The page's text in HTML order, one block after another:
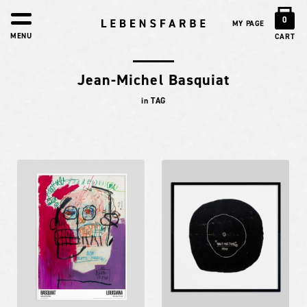
MY PAGE 0
CART
MENU
Jean-Michel Basquiat
in TAG